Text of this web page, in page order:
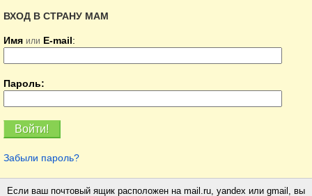
ВХОД В СТРАНУ МАМ
Имя или E-mail:
Пароль:
Забыли пароль?
Если ваш почтовый ящик расположен на mail.ru, yandex или gmail, вы